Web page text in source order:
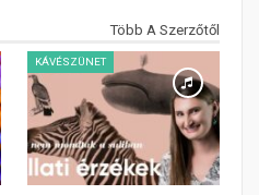
Több A Szerzőtől
KÁVÉSZÜNET